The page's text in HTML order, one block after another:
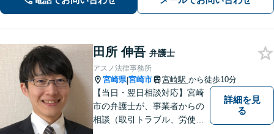
田所 伸吾 弁護士
アスノ法律事務所
宮崎県|宮崎市 宮崎駅 から徒歩10分
【当日・翌日相談対応】宮崎
市の弁護士が、事業者からの
相談（取引トラブル、労使関
詳細を見
る